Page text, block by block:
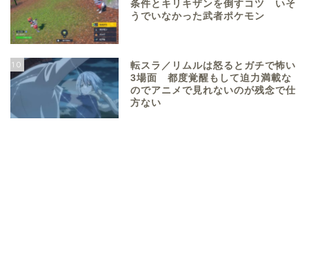
条件とキリキザンを倒すコツ いそ
うでいなかった武者ポケモン
10
転スラ／リムルは怒るとガチで怖い
3場面 都度覚醒もして迫力満載な
のでアニメで見れないのが残念で仕
方ない